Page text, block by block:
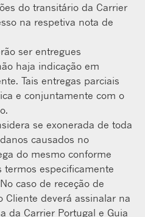
do transitário da Carrier
na respetiva nota de
ser entregues
haja indicação em
Tais entregas parciais
e conjuntamente com o
se exonerada de toda
causados no
do mesmo conforme
especificamente
caso de receção de
Cliente deverá assinalar na
da Carrier Portugal e Guia